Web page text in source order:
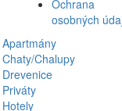
Ochrana
osobných
Apartmány
Chaty/Chalupy
Drevenice
Priváty
Hotely